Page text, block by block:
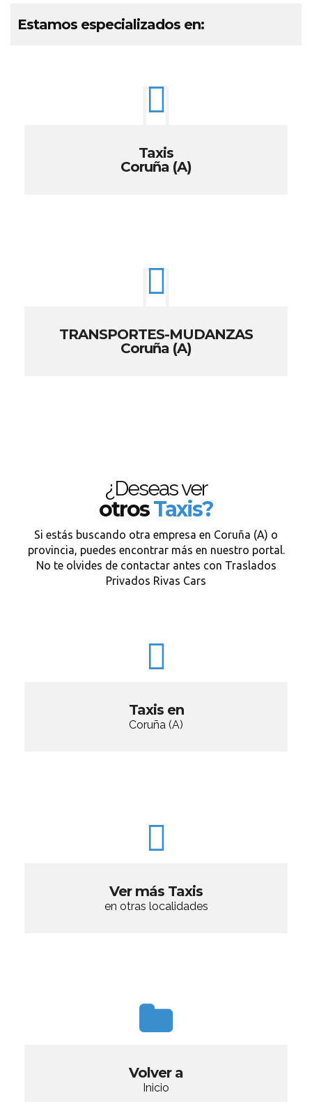
Estamos especializados en:
Taxis
Coruña (A)
TRANSPORTES-MUDANZAS
Coruña (A)
¿Deseas ver
otrosTaxis?
Si estás buscando otra empresa en Coruña (A) o
provincia, puedes encontrar más en nuestro portal.
No te olvides de contactar antes con Traslados
Privados Rivas Cars
Taxis en
Coruña (A)
Ver más Taxis
en otras localidades
Volver a
Inicio